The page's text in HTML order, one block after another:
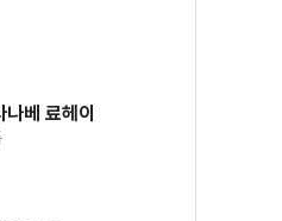
나베 료헤이